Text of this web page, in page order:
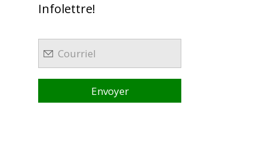
Infolettre!